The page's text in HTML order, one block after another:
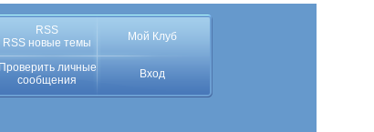
RSS
RSS новые темы
Мой Клуб
Проверить личные
сообщения
Вход